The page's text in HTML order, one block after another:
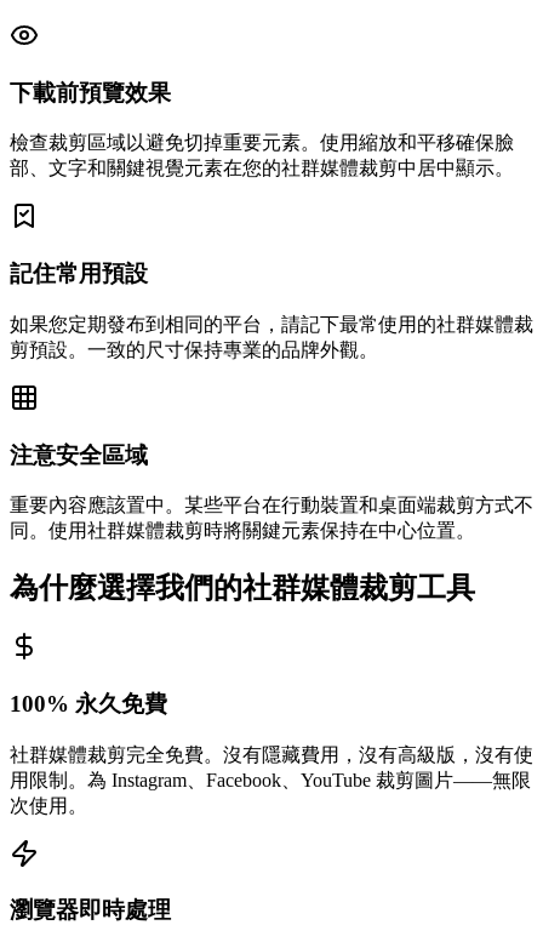
下載前預覽效果
檢查裁剪區域以避免切掉重要元素。使用縮放和平移確保臉
部、文字和關鍵視覺元素在您的社群媒體裁剪中居中顯示。
記住常用預設
如果您定期發布到相同的平台，請記下最常使用的社群媒體裁
剪預設。一致的尺寸保持專業的品牌外觀。
注意安全區域
重要內容應該置中。某些平台在行動裝置和桌面端裁剪方式不
同。使用社群媒體裁剪時將關鍵元素保持在中心位置。
為什麼選擇我們的社群媒體裁剪工具
100% 永久免費
社群媒體裁剪完全免費。沒有隱藏費用，沒有高級版，沒有使
用限制。為 Instagram、Facebook、YouTube 裁剪圖片——無限
次使用。
瀏覽器即時處理